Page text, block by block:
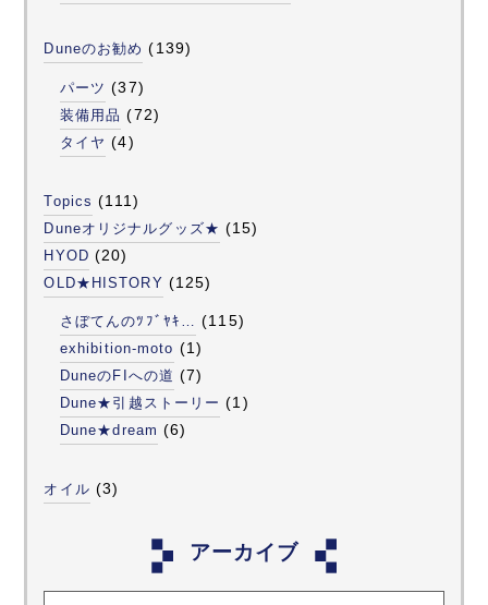
Duneのお勧め (139)
パーツ (37)
装備用品 (72)
タイヤ (4)
Topics (111)
Duneオリジナルグッズ★ (15)
HYOD (20)
OLD★HISTORY (125)
さぼてんのﾂﾌﾞﾔｷ… (115)
exhibition-moto (1)
DuneのFIへの道 (7)
Dune★引越ストーリー (1)
Dune★dream (6)
オイル (3)
アーカイブ